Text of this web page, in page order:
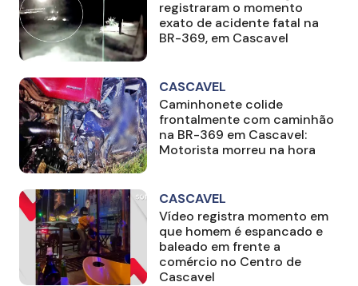
registraram o momento
exato de acidente fatal na
BR-369, em Cascavel
CASCAVEL
Caminhonete colide
frontalmente com caminhão
na BR-369 em Cascavel:
Motorista morreu na hora
CASCAVEL
Vídeo registra momento em
que homem é espancado e
baleado em frente a
comércio no Centro de
Cascavel